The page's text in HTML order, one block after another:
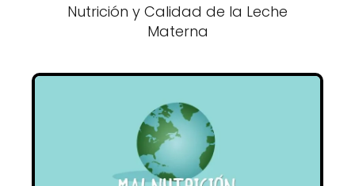
Nutrición y Calidad de la Leche
Materna